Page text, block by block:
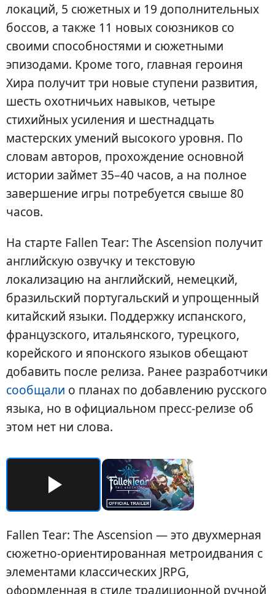
локаций, 5 сюжетных и 19 дополнительных
боссов, а также 11 новых союзников со
своими способностями и сюжетными
эпизодами. Кроме того, главная героиня
Хира получит три новые ступени развития,
шесть охотничьих навыков, четыре
стихийных усиления и шестнадцать
мастерских умений высокого уровня. По
словам авторов, прохождение основной
истории займет 35–40 часов, а на полное
завершение игры потребуется свыше 80
часов.
На старте Fallen Tear: The Ascension получит
английскую озвучку и текстовую
локализацию на английский, немецкий,
бразильский португальский и упрощенный
китайский языки. Поддержку испанского,
французского, итальянского, турецкого,
корейского и японского языков обещают
добавить после релиза. Ранее разработчики
сообщали о планах по добавлению русского
языка, но в официальном пресс-релизе об
этом нет ни слова.
Fallen Tear: The Ascension — это двухмерная
сюжетно-ориентированная метроидвания с
элементами классических JRPG,
оформленная в стиле традиционной ручной